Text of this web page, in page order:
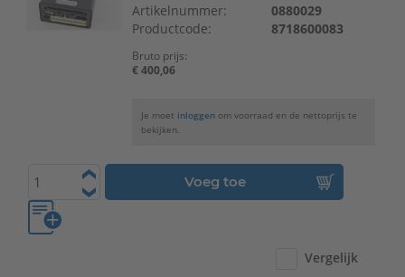
Artikelnummer:
0880029
Productcode:
8718600083
Bruto prijs:
€ 400,06
Je moet inloggen om voorraad en de nettoprijs te
bekijken.
Voeg toe
Vergelijk